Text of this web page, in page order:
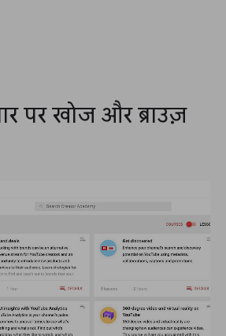
पर खोज और ब्राउज़